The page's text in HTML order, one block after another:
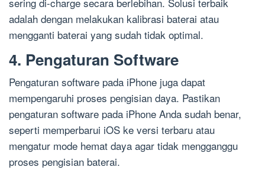
adalah dengan melakukan kalibrasi baterai atau
mengganti baterai yang sudah tidak optimal.
4. Pengaturan Software
Pengaturan software pada iPhone juga dapat
mempengaruhi proses pengisian daya. Pastikan
pengaturan software pada iPhone Anda sudah benar,
seperti memperbarui iOS ke versi terbaru atau
mengatur mode hemat daya agar tidak mengganggu
proses pengisian baterai.